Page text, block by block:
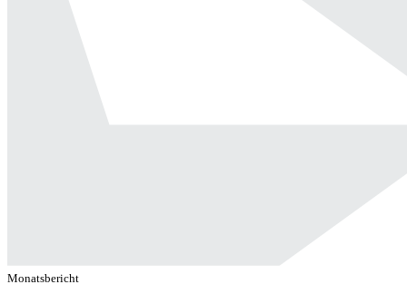
Monatsbericht